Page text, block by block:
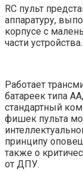
RC пульт
аппаратуру,
корпусе с
части устройства.
Работает
батареек типа
стандартный
фишек пульта
принципу
также о
от ДПУ.